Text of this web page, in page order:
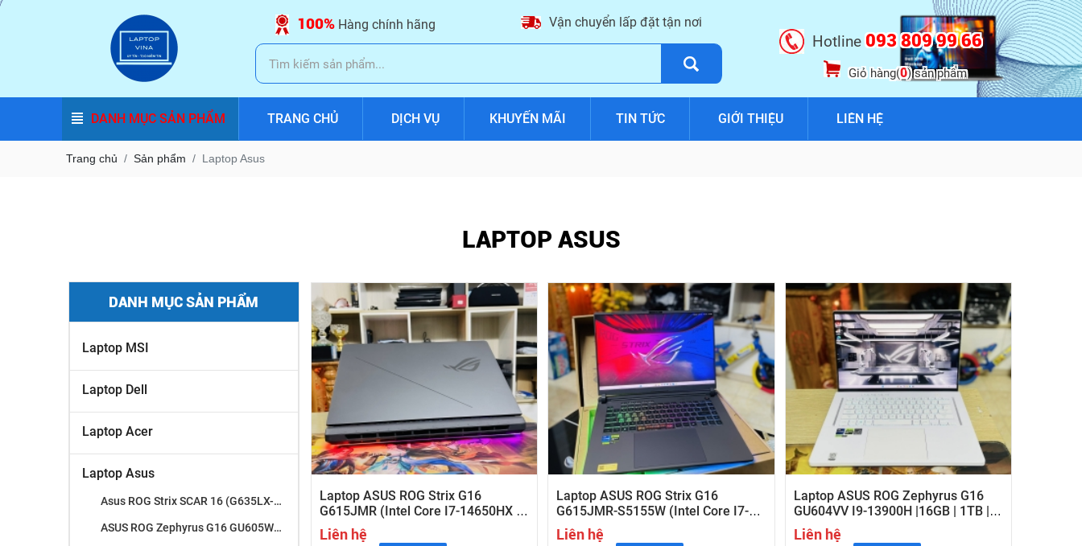
100% Hàng chính hãng Vận chuyển lấp đặt tận nơi
Hotline093 809 99 66
Giỏ hàng(0) sản phẩm
DANH MỤC SẢN PHẨM TRANG CHỦ DỊCH VỤ KHUYẾN MÃI TIN TỨC GIỚI THIỆU LIÊN HỆ
Trang chủ Sản phẩm Laptop Asus
LAPTOP ASUS
DANH MỤC SẢN PHẨM
Laptop MSI
Laptop Dell
Laptop Acer
Laptop Asus
Asus ROG Strix SCAR 16 (G635LX-RW179W) Ultra 9-275HX , 64GB RAM , SSD 4TB ,RTX 5090 24GB , 16" 2.5K , 240Hz
ASUS ROG Zephyrus G16 GU605WV ( Xám ) AMD Ryzen AI 9 HX 370/32GB/1TB/16 2.5K 240Hz OLED/RTX 4060 8G
Laptop ASUS ROG Strix G16
G615JMR (Intel Core I7-14650HX |
RTX 5060 8GB | 16 Inch Full HD IPS
165Hz| 16GB | 1TB | Win 11 | Xám)
Liên hệ
Laptop ASUS ROG Strix G16
G615JMR-S5155W (Intel Core I7-
14650HX | RTX 5060 8GB | 16 Inch
2.5K IPS 240Hz | 32GB | 1TB | Win
Liên hệ
Laptop ASUS ROG Zephyrus G16
GU604VV I9-13900H |16GB | 1TB |
GeForce RTX™ 4060 8GB | 16'
WQXGA 240Hz
Liên hệ